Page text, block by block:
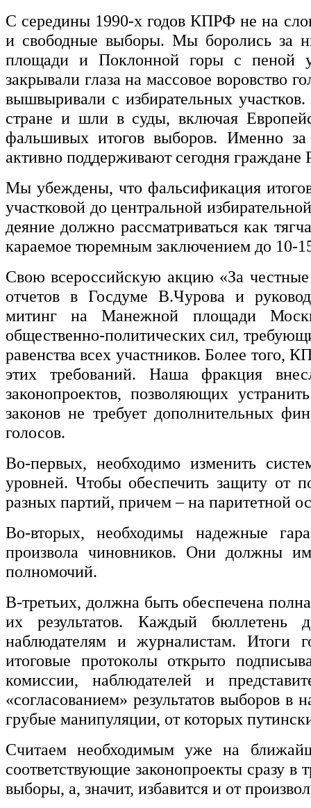
С середины 1990-х годов КПРФ не на
и свободные выборы. Мы боролись за
площади и Поклонной горы с пеной у
закрывали глаза на массовое воровство
вышвыривали с избирательных
стране и шли в суды, включая
фальшивых итогов выборов. Именно за
активно поддерживают сегодня граждане
Мы убеждены, что фальсификация
участковой до центральной
деяние должно рассматриваться как
караемое тюремным заключением до 10-
Свою всероссийскую акцию «За
отчетов в Госдуме В.Чурова и
митинг на Манежной площади
общественно-политических сил,
равенства всех участников. Более того,
этих требований. Наша фракция
законопроектов, позволяющих
законов не требует дополнительных
голосов.
Во-первых, необходимо изменить
уровней. Чтобы обеспечить защиту от
разных партий, причем – на паритетной
Во-вторых, необходимы надежные
произвола чиновников. Они должны
полномочий.
В-третьих, должна быть обеспечена
их результатов. Каждый бюллетень
наблюдателям и журналистам. Итоги
итоговые протоколы открыто
комиссии, наблюдателей и
«согласованием» результатов выборов в
грубые манипуляции, от которых
Считаем необходимым уже на
соответствующие законопроекты сразу в
выборы, а, значит, избавится и от